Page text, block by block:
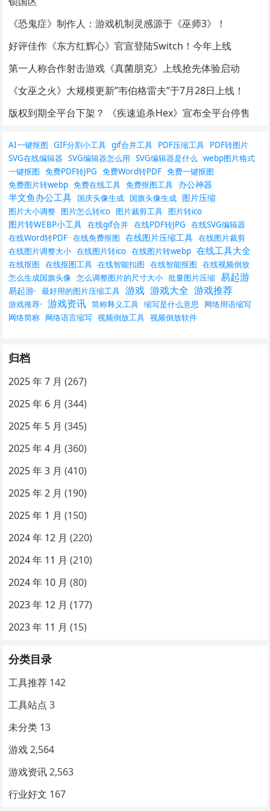
《恐鬼症》制作人：游戏机制灵感源于《巫师3》！
好评佳作《东方红辉心》官宣登陆Switch！今年上线
第一人称合作射击游戏《真菌朋克》上线抢先体验启动
《女巫之火》大规模更新”韦伯格雷夫”于7月28日上线！
版权到期全平台下架？ 《疾速追杀Hex》宣布全平台停售
AI一键抠图 GIF分割小工具 gif合并工具 PDF压缩工具 PDF转图片
SVG在线编辑器 SVG编辑器怎么用 SVG编辑器是什么 webp图片格式
一键抠图 免费PDF转JPG 免费Word转PDF 免费一键抠图
免费图片转webp 免费在线工具 免费抠图工具 办公神器
半文鱼办公工具 国庆头像生成 国旗头像生成 图片压缩
图片大小调整 图片怎么转ico 图片裁剪工具 图片转ico
图片转WEBP小工具 在线gif合并 在线PDF转JPG 在线SVG编辑器
在线Word转PDF 在线免费抠图 在线图片压缩工具 在线图片裁剪
在线图片调整大小 在线图片转ico 在线图片转webp 在线工具大全
在线抠图 在线抠图工具 在线智能扣图 在线智能抠图 在线视频倒放
怎么生成国旗头像 怎么调整图片的尺寸大小 批量图片压缩 易起游
易起游· 最好用的图片压缩工具 游戏 游戏大全 游戏推荐
游戏推荐· 游戏资讯 简称释义工具 缩写是什么意思
网络用语缩写
网络简称 网络语言缩写 视频倒放工具 视频倒放软件
归档
2025 年 7 月 (267)
2025 年 6 月 (344)
2025 年 5 月 (345)
2025 年 4 月 (360)
2025 年 3 月 (410)
2025 年 2 月 (190)
2025 年 1 月 (150)
2024 年 12 月 (220)
2024 年 11 月 (210)
2024 年 10 月 (80)
2023 年 12 月 (177)
2023 年 11 月 (15)
分类目录
工具推荐 142
工具站点 3
未分类 13
游戏 2,564
游戏资讯 2,563
行业好文 167